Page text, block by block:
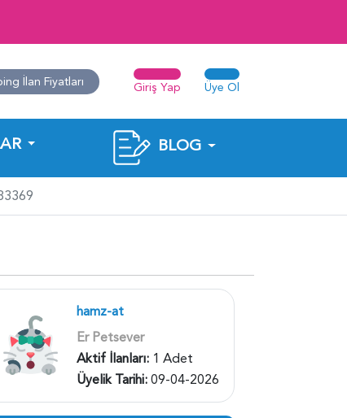
İlan Fiyatları Giriş Yap Üye Ol
BLOG
hamz-at
Er Petsever
Aktif İlanları: 1 Adet
Üyelik Tarihi:09-04-2026